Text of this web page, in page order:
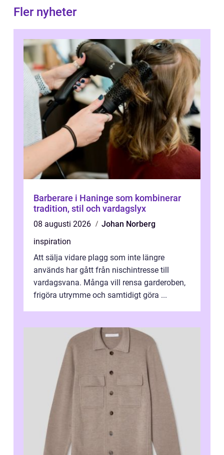
Fler nyheter
Barberare i Haninge som kombinerar
tradition, stil och vardagslyx
08 augusti 2026
Johan Norberg
inspiration
Att sälja vidare plagg som inte längre
används har gått från nischintresse till
vardagsvana. Många vill rensa garderoben,
frigöra utrymme och samtidigt göra ...